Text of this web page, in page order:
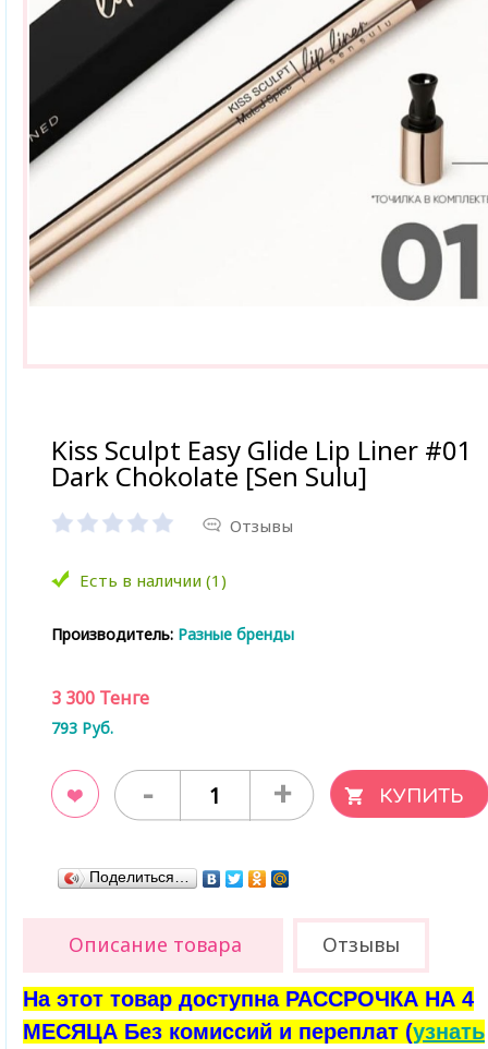
Kiss Sculpt Easy Glide Lip Liner #01
Dark Chokolate [Sen Sulu]
Отзывы
Есть в наличии (1)
Производитель: Разные бренды
3 300 Тенге
793 Руб.
- +
Поделиться…
Описание товара Отзывы
На этот товар доступна РАССРОЧКА НА 4
МЕСЯЦА Без комиссий и переплат (узнать